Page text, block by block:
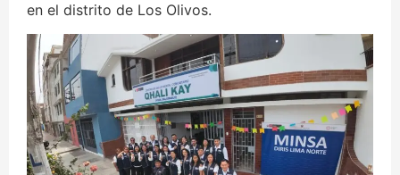
en el distrito de Los Olivos.